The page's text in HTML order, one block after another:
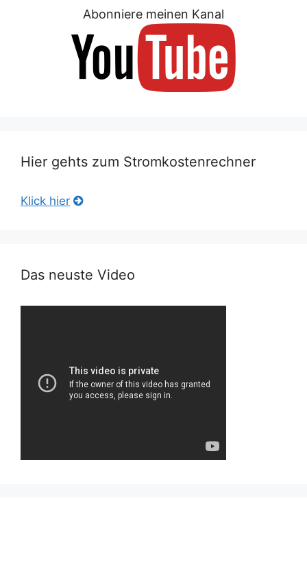
Abonniere meinen Kanal
Hier gehts zum Stromkostenrechner
Klick hier
Das neuste Video